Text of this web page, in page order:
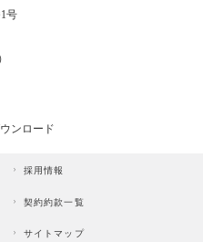
号
ンロード
採用情報
契約約款一覧
サイトマップ